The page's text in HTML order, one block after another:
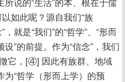
以如此呢？源自我们“族
，就是“我们”的“哲学”、“形而
设”的前提。作为“信念”，我们
它，[④] 因此有族群、地域
为“哲学（形而上学）的预